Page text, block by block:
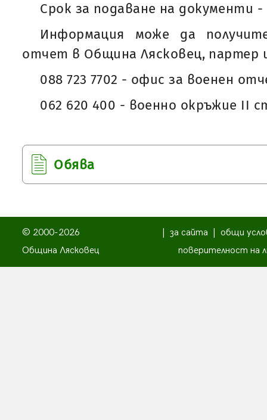
Срок за подаване на документи -
Информация може да
отчет в Община Лясковец, партер
088 723 7702 - офис за военен
062 620 400 - военно окръжие II
Обява
© 2000-2026
Община Лясковец
за сайта
общи
поверителност на